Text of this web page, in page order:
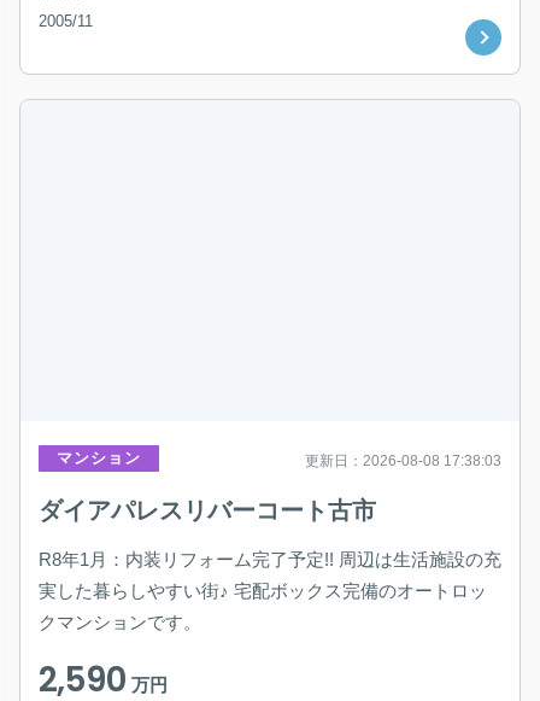
2005/11
マンション 更新日：2026-08-08 17:38:03
ダイアパレスリバーコート古市
R8年1月：内装リフォーム完了予定!! 周辺は生活施設の充
実した暮らしやすい街♪ 宅配ボックス完備のオートロッ
クマンションです。
2,590万円